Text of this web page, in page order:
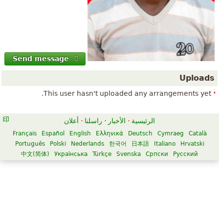
Send message
Uploads
This user hasn't uploaded any arrangements yet.
الرئيسية · الأخبار · راسلنا · أعلان
Català
Cymraeg
Deutsch
Ελληνικά
English
Español
Français
Hrvatski
Italiano
日本語
한국어
Nederlands
Polski
Português
Русский
Српски
Svenska
Türkçe
Українська
中文(简体)